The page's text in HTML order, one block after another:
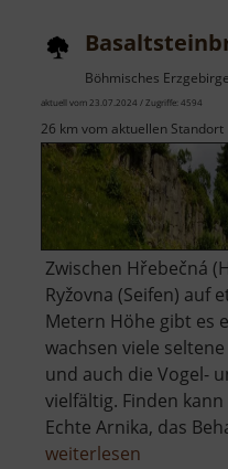
Böhmisches Erzgebirge
aktuell vom 23.07.2024 / Zugriffe: 4594
26 km vom aktuellen Standort
Zwischen Hřebečná
Ryžovna (Seifen) auf
Metern Höhe gibt es
wachsen viele
und auch die Vogel-
vielfältig. Finden
Echte Arnika, das
weiterlesen